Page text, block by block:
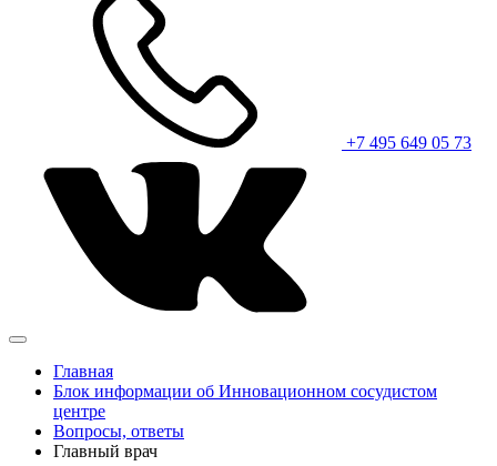
+7 495 649 05 73
Главная
Блок информации об Инновационном сосудистом
центре
Вопросы, ответы
Главный врач